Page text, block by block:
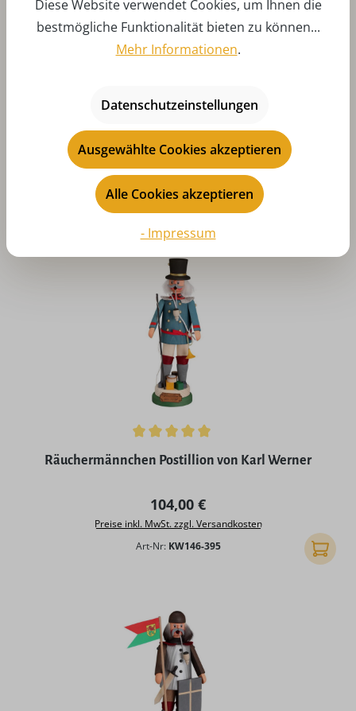
Durchschnittliche Bewertung von 5 von 5 Sternen
Räuchermännchen Oberförster von Karl Werner
Regulärer Preis:
108,00 €
Preise inkl. MwSt. zzgl. Versandkosten
Art-Nr:KW146-683
Durchschnittliche Bewertung von 5 von 5 Sternen
Räuchermännchen Postillion von Karl Werner
Regulärer Preis:
104,00 €
Preise inkl. MwSt. zzgl. Versandkosten
Art-Nr: KW146-395 In den
Diese Website verwendet Cookies, um Ihnen die
bestmögliche Funktionalität bieten zu können...
Mehr Informationen.
Datenschutzeinstellungen
Ausgewählte Cookies akzeptieren
Alle Cookies akzeptieren
- Impressum